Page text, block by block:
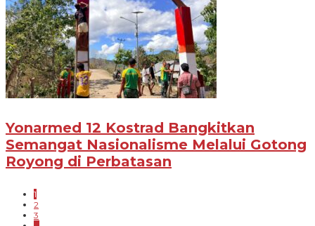
Yonarmed 12 Kostrad Bangkitkan
Semangat Nasionalisme Melalui Gotong
Royong di Perbatasan
1
2
3